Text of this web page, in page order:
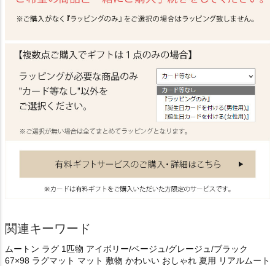
関連キーワード
ムートン ラグ 1匹物 アイボリー/ベージュ/グレージュ/ブラック
67×98 ラグマット マット 敷物 かわいい おしゃれ 夏用 リアルムート